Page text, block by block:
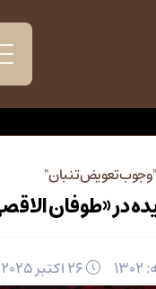
"وجوب تعویض تنبان"
در «طوفان